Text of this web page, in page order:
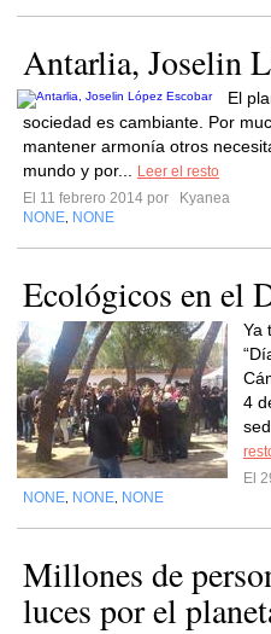
Antarlia, Joselin
El
sociedad es cambiante. Por
mantener armonía otros
mundo y por...
Leer el resto
El 11 febrero 2014 por
Kyanea
NONE NONE
Ecológicos en el
Ya
4
El
NONE NONE NONE
Millones de
luces por el